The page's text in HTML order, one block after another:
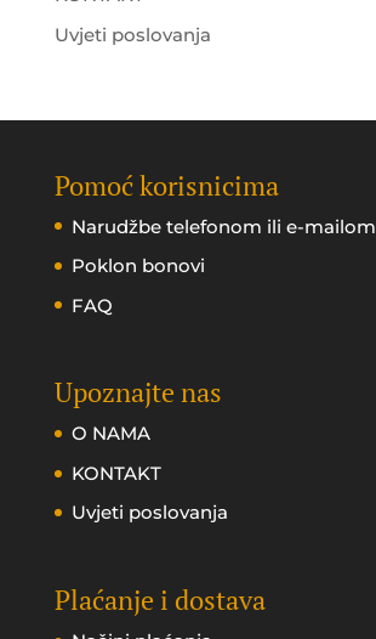
Uvjeti poslovanja
Pomoć korisnicima
Narudžbe telefonom ili e-mailom
Poklon bonovi
FAQ
Upoznajte nas
O NAMA
KONTAKT
Uvjeti poslovanja
Plaćanje i dostava